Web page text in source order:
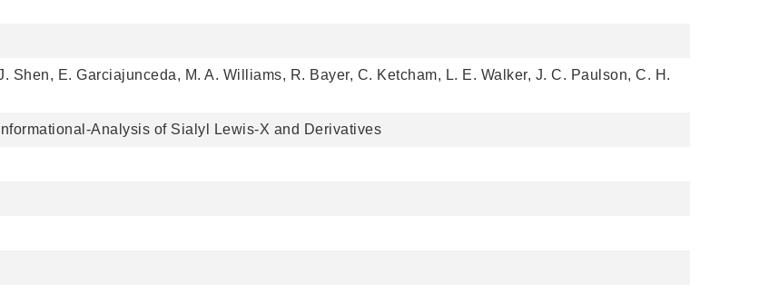
Shen, E. Garciajunceda, M. A. Williams, R. Bayer, C. Ketcham, L. E. Walker, J. C. Paulson, C. H.
Analysis of Sialyl Lewis-X and Derivatives